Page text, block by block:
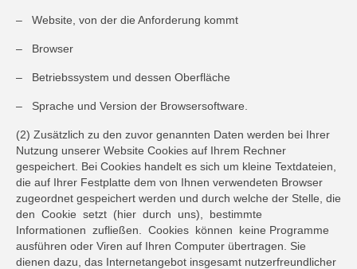
– Website, von der die Anforderung kommt
– Browser
– Betriebssystem und dessen Oberfläche
– Sprache und Version der Browsersoftware.
(2) Zusätzlich zu den zuvor genannten Daten werden bei Ihrer
Nutzung unserer Website Cookies auf Ihrem Rechner
gespeichert. Bei Cookies handelt es sich um kleine Textdateien,
die auf Ihrer Festplatte dem von Ihnen verwendeten Browser
zugeordnet gespeichert werden und durch welche der Stelle, die
den Cookie setzt (hier durch uns), bestimmte
Informationen zufließen. Cookies können keine Programme
ausführen oder Viren auf Ihren Computer übertragen. Sie
dienen dazu, das Internetangebot insgesamt nutzerfreundlicher